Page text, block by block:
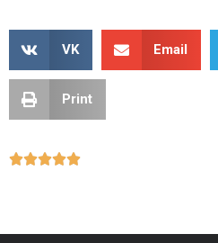
VK Email
Print
